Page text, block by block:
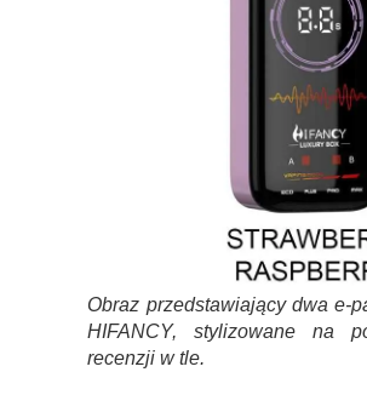
Obraz przedstawiający dwa e-
HIFANCY, stylizowane na
recenzji w tle.